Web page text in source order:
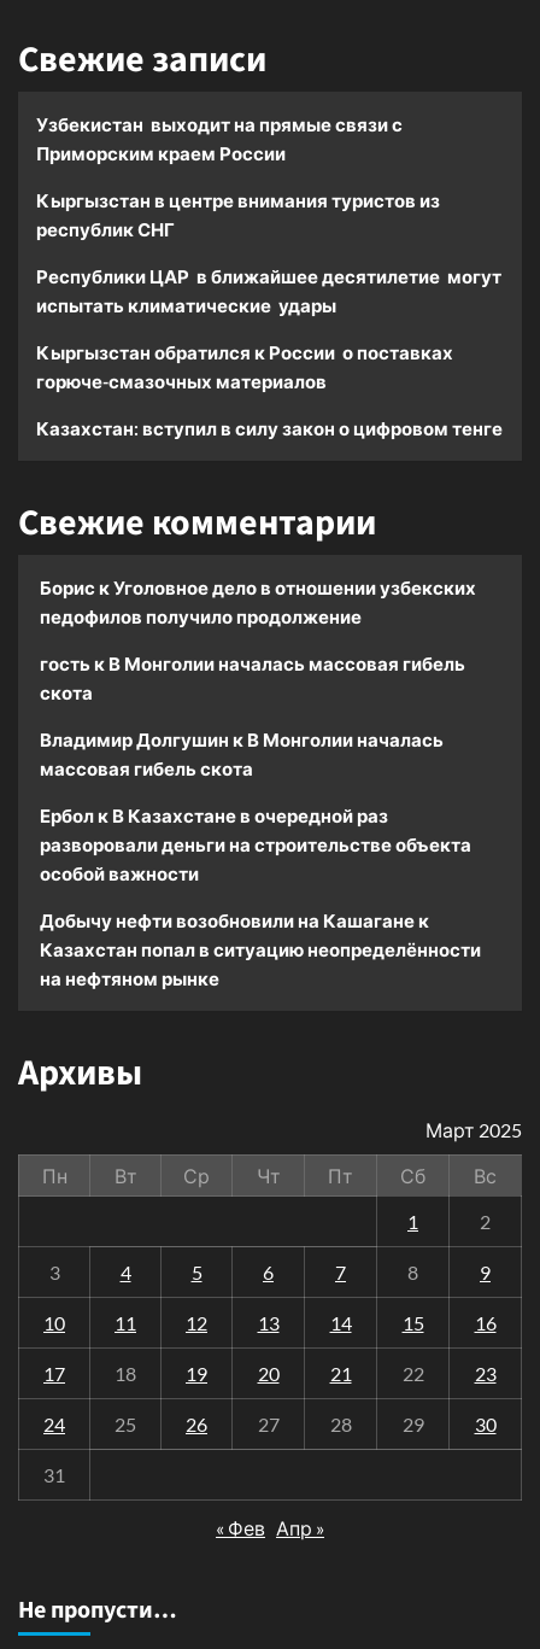
Свежие записи
Узбекистан выходит на прямые связи с
Приморским краем России
Кыргызстан в центре внимания туристов из
республик СНГ
Республики ЦАР в ближайшее десятилетие могут
испытать климатические удары
Кыргызстан обратился к России о поставках
горюче-смазочных материалов
Казахстан: вступил в силу закон о цифровом тенге
Свежие комментарии
Борис кУголовное дело в отношении узбекских
педофилов получило продолжение
гость к В Монголии началась массовая гибель
скота
Владимир Долгушин к В Монголии началась
массовая гибель скота
Ербол к В Казахстане в очередной раз
разворовали деньги на строительстве объекта
особой важности
Добычу нефти возобновили на Кашагане к
Казахстан попал в ситуацию неопределённости
на нефтяном рынке
Архивы
Март 2025
Пн
Вт Ср Чт Пт Сб
Вс
1
2
3 4 5 6 7 8 9
10 11 12 13 14 15 16
17 18 19 20 21 22 23
24 25 26 27 28 29 30
31
« Фев Апр »
Не пропусти…